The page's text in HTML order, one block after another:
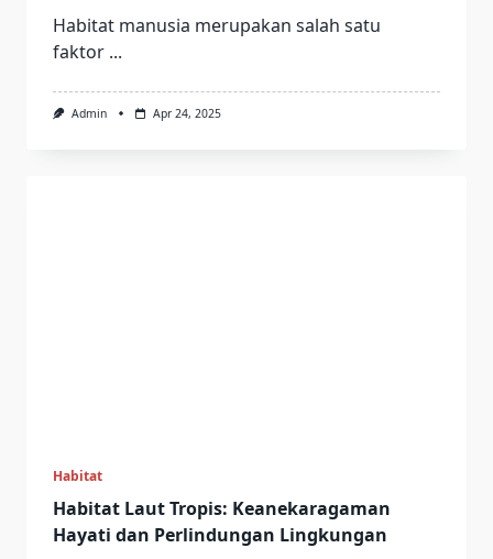
Habitat manusia merupakan salah satu
faktor ...
Admin Apr 24, 2025
Habitat
Habitat Laut Tropis: Keanekaragaman
Hayati dan Perlindungan Lingkungan